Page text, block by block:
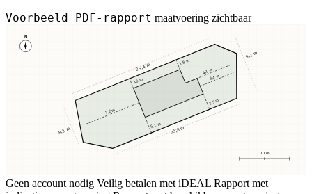
Voorbeeld PDF-rapport maatvoering zichtbaar
N
10 m
3,8 m
3,8 m
5,1 m
2,9 m
7,2 m
3,4 m
4,1 m
25,4 m
23,8 m
8,2 m
9,1 m
Geen account nodig Veilig betalen met iDEAL Rapport met